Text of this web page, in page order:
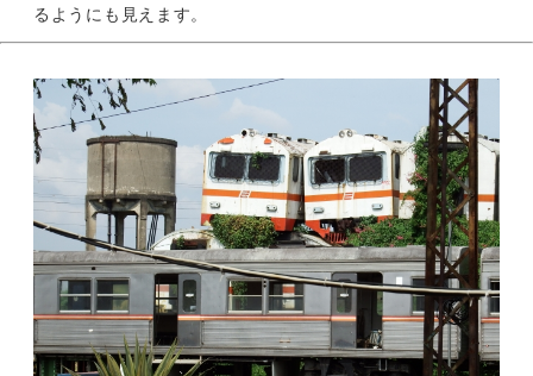
るようにも見えます。